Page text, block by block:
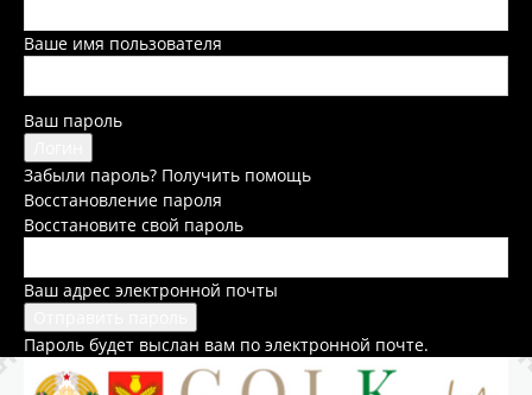
Ваше имя пользователя
Ваш пароль
Забыли пароль? Получить помощь
Восстановление пароля
Восстановите свой пароль
Ваш адрес электронной почты
Пароль будет выслан вам по электронной почте.